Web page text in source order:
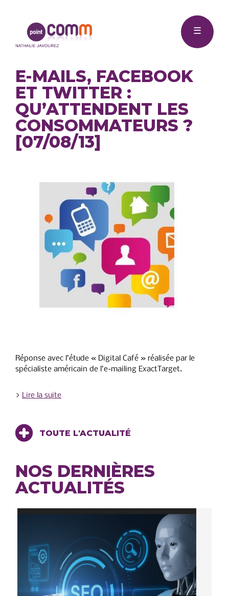
Point
☰
E-MAILS, FACEBOOK
ET TWITTER :
QU’ATTENDENT LES
CONSOMMATEURS ?
[07/08/13]
Réponse avec l’étude « Digital Café » réalisée par le
spécialiste américain de l’e-mailing ExactTarget.
> Lire la suite
TOUTE L'ACTUALITÉ
NOS DERNIÈRES
ACTUALITÉS